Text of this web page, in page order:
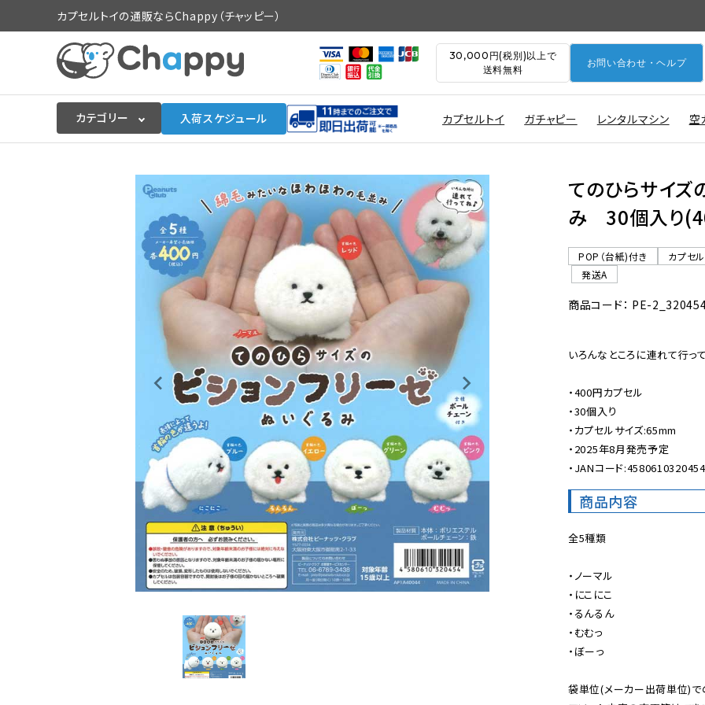
カプセルトイの通販ならChappy（チャッピー）
30,000円(税別)以上で
送料無料
お問い合わせ・ヘルプ
カテゴリー 入荷スケジュール カプセルトイ ガチャピー レンタルマシン 空
入荷スケジュールをチェック
カプセルトイマシン本体
販促用カプセルトイ
よくあるご質問
ご利用ガイド
06-6282-7659
てのひらサイズ
み 30個入り
POP（台紙)付き
カプセ
発送A
商品コード： PE-
いろんなところに連れて行っ
・400円カプセル
・30個入り
・カプセルサイズ:65mm
・2025年8月発売予定
・JANコード:4580610320454
商品内容
全5種類
・ノーマル
・にこにこ
・るんるん
・むむっ
・ぼーっ
袋単位(メーカー出荷単位)で